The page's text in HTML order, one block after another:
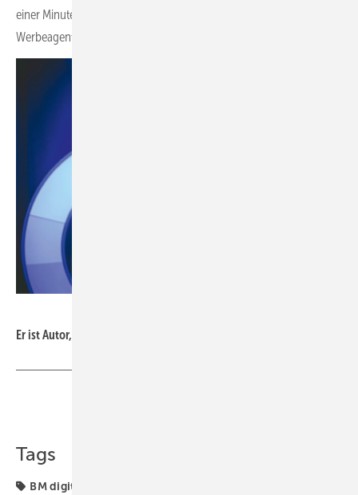
einer Minute. Für die Umsetzung braucht es auch keine teure
Werbeagentur.
Er ist Autor, Speaker, Trainer und Dachdecker: Jörg Mosler
Tags
BM digital